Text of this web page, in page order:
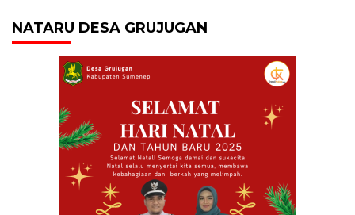
NATARU DESA GRUJUGAN